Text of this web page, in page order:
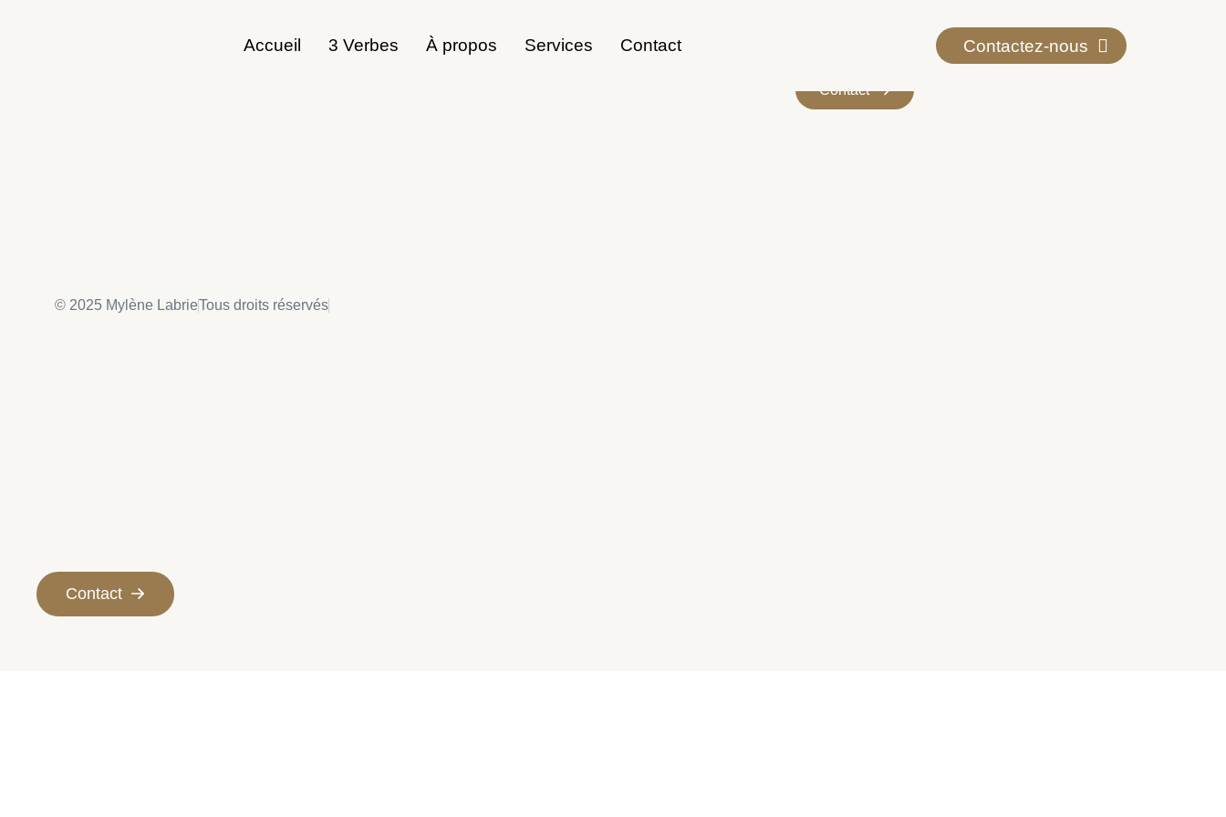
Accueil 3 Verbes À propos Services Contact Contactez-nous
Accès rapide
Contact
© 2025 Mylène LabrieTous droits réservés
Contact